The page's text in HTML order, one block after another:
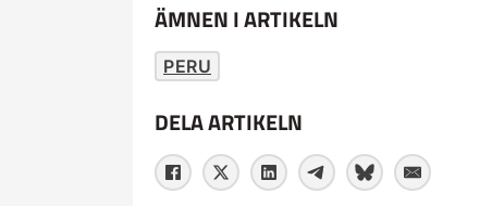
ÄMNEN I ARTIKELN
PERU
DELA ARTIKELN